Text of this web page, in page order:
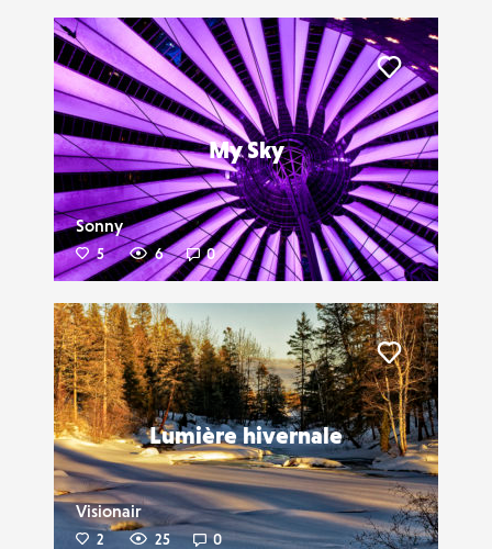
My Sky
Sonny
5 6 0
Liker
Lumière hivernale
Visionair
2 25 0
Liker